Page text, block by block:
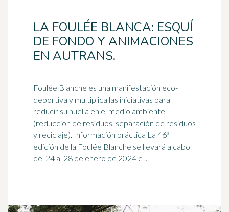
LA FOULÉE BLANCA: ESQUÍ
DE FONDO Y ANIMACIONES
EN AUTRANS.
Foulée Blanche es una manifestación eco-
deportiva y multiplica las iniciativas para
reducir su huella en el medio ambiente
(reducción de residuos, separación de residuos
y reciclaje). Información práctica La 46ª
edición de la Foulée Blanche se llevará a cabo
del 24 al 28 de enero de 2024 e ...